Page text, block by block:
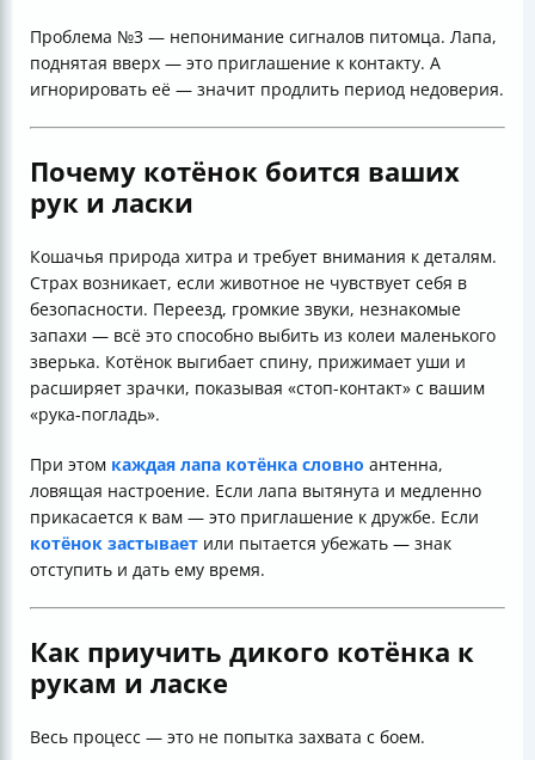
Проблема №3 — непонимание сигналов питомца. Лапа,
поднятая вверх — это приглашение к контакту. А
игнорировать её — значит продлить период недоверия.
Почему котёнок боится ваших
рук и ласки
Кошачья природа хитра и требует внимания к деталям.
Страх возникает, если животное не чувствует себя в
безопасности. Переезд, громкие звуки, незнакомые
запахи — всё это способно выбить из колеи маленького
зверька. Котёнок выгибает спину, прижимает уши и
расширяет зрачки, показывая «стоп-контакт» с вашим
«рука-погладь».
При этом каждая лапа котёнка словно антенна,
ловящая настроение. Если лапа вытянута и медленно
прикасается к вам — это приглашение к дружбе. Если
котёнок застывает или пытается убежать — знак
отступить и дать ему время.
Как приучить дикого котёнка к
рукам и ласке
Весь процесс — это не попытка захвата с боем.